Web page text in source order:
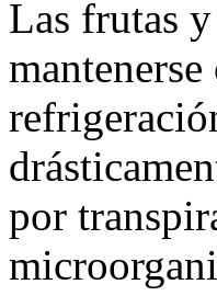
Las frutas
por